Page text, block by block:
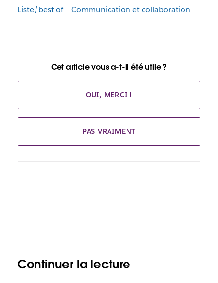
Liste/best of Communication et collaboration
Cet article vous a-t-il été utile ?
OUI, MERCI !
PAS VRAIMENT
Continuer la lecture